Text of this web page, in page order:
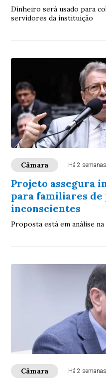
Dinheiro será usado para
servidores da instituição
Câmara Há 2 semanas
Projeto assegura
para familiares de
inconscientes
Proposta está em análise
Câmara Há 2 semanas